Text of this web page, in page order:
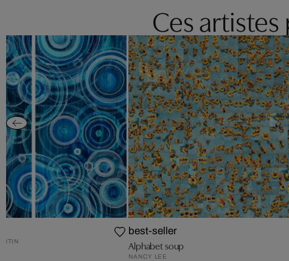
Ces
best-seller
Alphabet soup
NANCY LEE